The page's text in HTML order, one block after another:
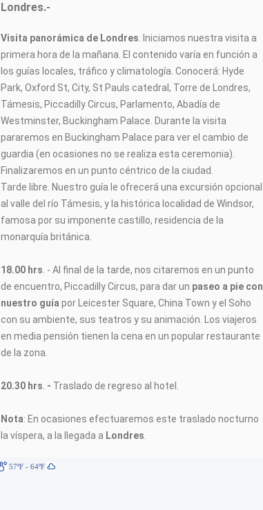
Londres.-
Visita panorámica de Londres . Iniciamos nuestra visita a
primera hora de la mañana . El contenido varía en función a
los guías locales, tráfico y climatología. Conocerá: Hyde
Park, Oxford St, City, St Pauls catedral, Torre de Londres,
Támesis, Piccadilly Circus, Parlamento, Abadía de
Westminster, Buckingham Palace. Durante la visita
pararemos en Buckingham Palace para ver el cambio de
guardia (en ocasiones no se realiza esta ceremonia).
Finalizaremos en un punto céntrico de la ciudad.
Tarde libre. Nuestro guía le ofrecerá una excursión opcional
al valle del río Támesis, y la histórica localidad de Windsor,
famosa por su imponente castillo, residencia de la
monarquía británica.
18.00 hrs . - Al final de la tarde, nos citaremos en un punto
de encuentro, Piccadilly Circus, para dar un paseo a pie con
nuestro guía por Leicester Square, China Town y el Soho
con su ambiente, sus teatros y su animación. Los viajeros
en media pensión tienen la cena en un popular restaurante
de la zona.
20.30 hrs - Traslado de regreso al hotel.
Nota: En ocasiones efectuaremos este traslado nocturno
la víspera, a la llegada a Londres
57ºF - 64ºF